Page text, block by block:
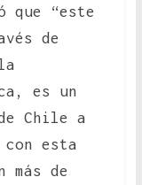
que “este
de
es un
Chile a
con esta
más de